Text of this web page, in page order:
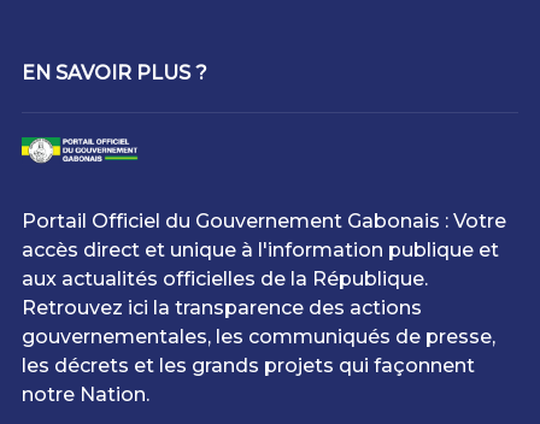
EN SAVOIR PLUS ?
Portail Officiel du Gouvernement Gabonais : Votre
accès direct et unique à l'information publique et
aux actualités officielles de la République.
Retrouvez ici la transparence des actions
gouvernementales, les communiqués de presse,
les décrets et les grands projets qui façonnent
notre Nation.